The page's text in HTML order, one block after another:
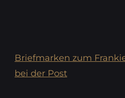
Briefmarken zum
bei der Post